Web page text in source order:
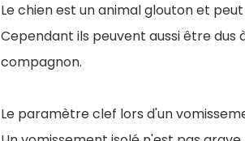
Le chien est un animal glouton et
Cependant ils peuvent aussi être
compagnon.
Le paramètre clef lors d'un